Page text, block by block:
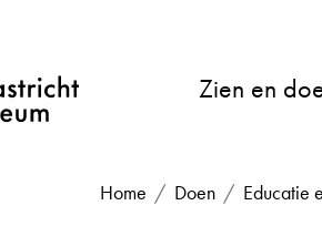
Zien en
Home Doen Educatie